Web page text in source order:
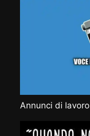
Annunci di lavoro